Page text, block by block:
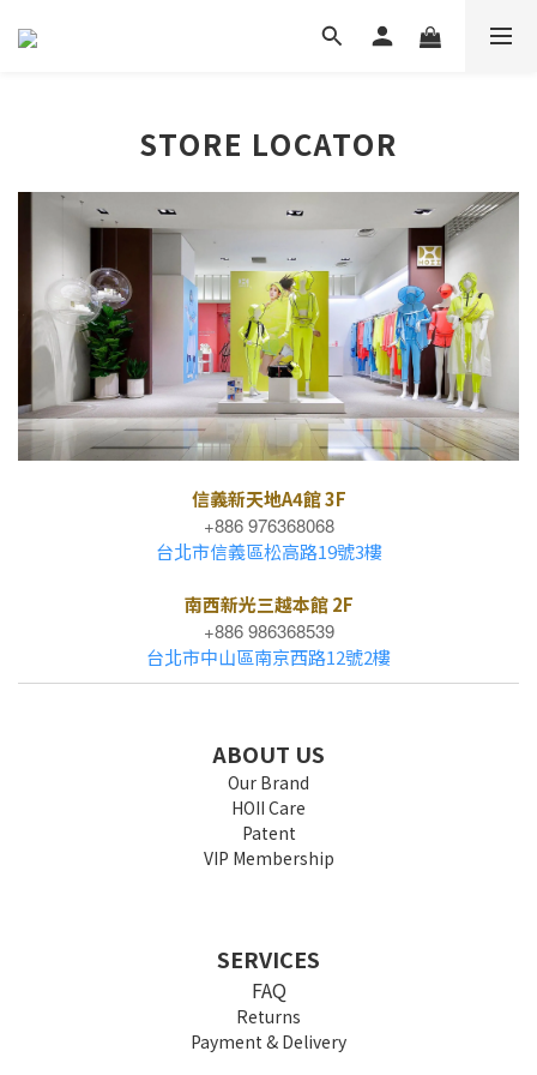
STORE LOCATOR
信義新天地A4館 3F
+886 976368068
台北市信義區松高路19號3樓
南西新光三越本館 2F
+886 986368539
台北市中山區南京西路12號2樓
ABOUT US
Our Brand
HOII Care
Patent
VIP Membership
SERVICES
FAQ
Returns
Payment & Delivery